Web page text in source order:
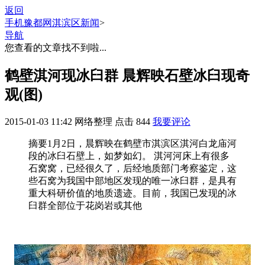
返回
手机豫都网淇滨区新闻>
导航
您查看的文章找不到啦...
鹤壁淇河现冰臼群 晨辉映石壁冰臼现奇
观(图)
2015-01-03 11:42 网络整理 点击 844 我要评论
摘要1月2日，晨辉映在鹤壁市淇滨区淇河白龙庙河
段的冰臼石壁上，如梦如幻。 淇河河床上有很多
石窝窝，已经很久了，后经地质部门考察鉴定，这
些石窝为我国中部地区发现的唯一冰臼群，是具有
重大科研价值的地质遗迹。目前，我国已发现的冰
臼群全部位于花岗岩或其他